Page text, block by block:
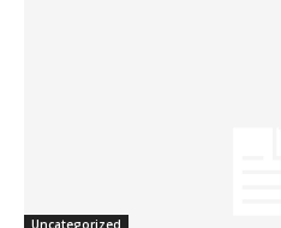
Uncategorized